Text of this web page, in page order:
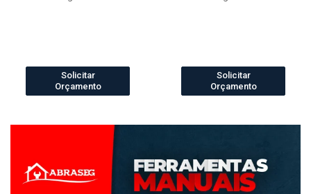
Solicitar
Orçamento
Solicitar
Orçamento